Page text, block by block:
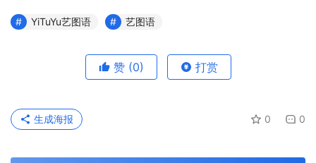
YiTuYu艺图语 艺图语
赞 (0) 打赏
0 0
生成海报